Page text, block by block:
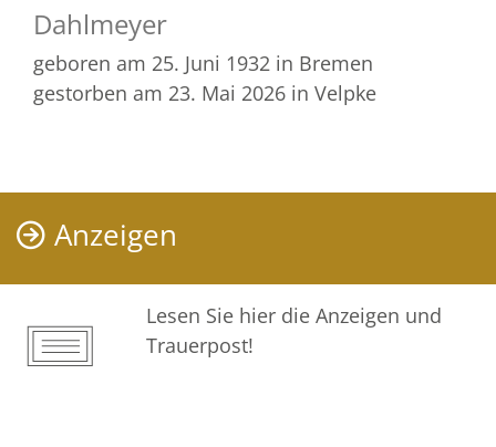
Dahlmeyer
geboren am 25. Juni 1932 in Bremen
gestorben am 23. Mai 2026 in Velpke
Anzeigen
Lesen Sie hier die Anzeigen und
Trauerpost!